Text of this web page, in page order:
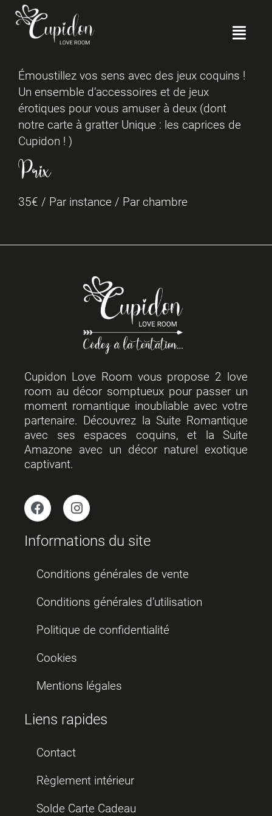
Émoustillez vos sens avec des jeux coquins !
Un ensemble d’accessoires et de jeux
érotiques pour vous amuser à deux (dont
notre carte à gratter Unique : les caprices de
Cupidon ! )
Prix
35€ / Par instance / Par chambre
Cupidon Love Room vous propose 2 love
room au décor somptueux pour passer un
moment romantique inoubliable avec votre
partenaire. Découvrez la Suite Romantique
avec ses espaces coquins, et la Suite
Amazone avec un décor naturel exotique
captivant.
Informations du site
Conditions générales de vente
Conditions générales d’utilisation
Politique de confidentialité
Cookies
Mentions légales
Liens rapides
Contact
Règlement intérieur
Solde Carte Cadeau